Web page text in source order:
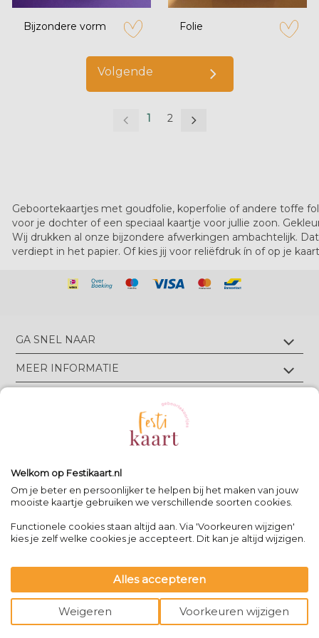
Bijzondere vorm
zet op verlanglijstje
Folie
zet op
Volgende
1 2
Geboortekaartjes met goudfolie, koperfolie of andere toffe
voor je dochter of een speciaal kaartje voor jullie zoon.
Wij drukken al onze bijzondere afwerkingen ambachtelijk.
verdiept in het papier. Of kies jij voor reliëfdruk ín of op je
GA SNEL NAAR
Geboortekaartjes met foliedruk
Geboortekaartjes zonder foliedruk
Geboortekaartjes op écht linnen
Geboortekaartjes met letterpress
MEER INFORMATIE
Privacy verklaring
Bekijk alle foliedruk kleuren
Uitleg editor
Het 8-stappen plan: keuzes maken
WhatsApp: +31(0)651725973
Pinterest
Contact|
team@festikaart.nl
powered by DRN Cards 2026
Welkom op Festikaart.nl
Om je beter en persoonlijker te helpen bij het maken van jouw
mooiste kaartje gebruiken we verschillende soorten cookies.
Functionele cookies staan altijd aan. Via 'Voorkeuren wijzigen'
kies je zelf welke cookies je accepteert. Dit kan je altijd wijzigen.
Alles accepteren
Weigeren Voorkeuren wijzigen